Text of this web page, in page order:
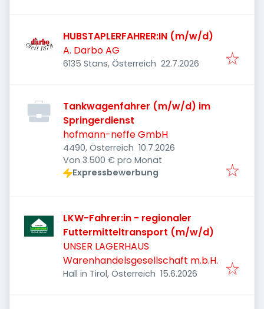
HUBSTAPLERFAHRER:IN (m/w/d)
A. Darbo AG
6135 Stans, Österreich Veröffentlicht
22.7.2026
Tankwagenfahrer (m/w/d) im
Springerdienst
hofmann-neffe GmbH
4490, Österreich Veröffentlicht
10.7.2026
Von 3.500 € pro Monat
Expressbewerbung
LKW-Fahrer:in - regionaler
Futtermitteltransport (m/w/d)
UNSER LAGERHAUS
Warenhandelsgesellschaft m.b.H.
Hall in Tirol, Österreich Veröffentlicht
15.6.2026